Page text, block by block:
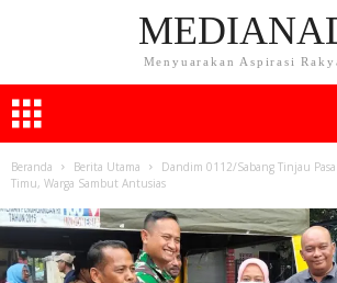
Menyuarakan Aspirasi
Beranda Berita Utama
Dandim 0112/Sabang Tinjau
Timu, Warga Sambut Antusias